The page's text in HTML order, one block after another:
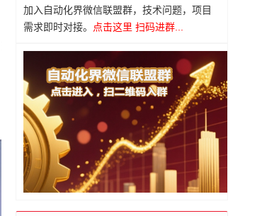
加入自动化界微信联盟群，技术问题，项目
需求即时对接。
点击这里 扫码进群...